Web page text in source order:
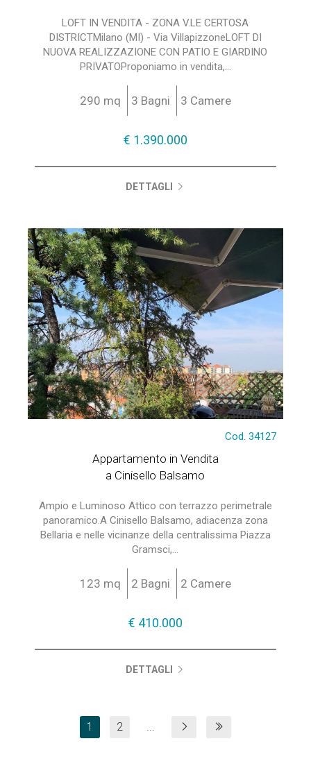
LOFT IN VENDITA - ZONA V.LE CERTOSA
DISTRICTMilano (MI) - Via VillapizzoneLOFT DI
NUOVA REALIZZAZIONE CON PATIO E GIARDINO
PRIVATOProponiamo in vendita,...
290 mq 3 Bagni 3 Camere
€ 1.390.000
DETTAGLI
Cod. 34127
Appartamento in Vendita
a Cinisello Balsamo
Ampio e Luminoso Attico con terrazzo perimetrale
panoramico.A Cinisello Balsamo, adiacenza zona
Bellaria e nelle vicinanze della centralissima Piazza
Gramsci,...
123 mq 2 Bagni 2 Camere
€ 410.000
DETTAGLI
1 2 ...